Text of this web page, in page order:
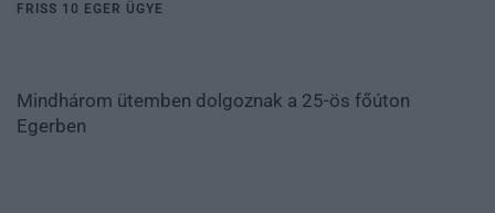
FRISS 10 EGER ÜGYE
Mindhárom ütemben dolgoznak a 25-ös főúton
Egerben